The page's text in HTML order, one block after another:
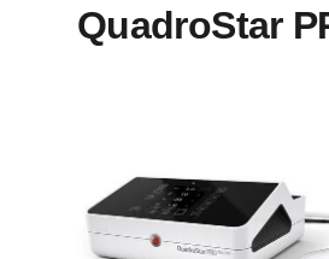
QuadroStar